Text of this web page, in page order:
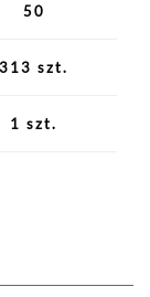
50
313 szt.
1 szt.